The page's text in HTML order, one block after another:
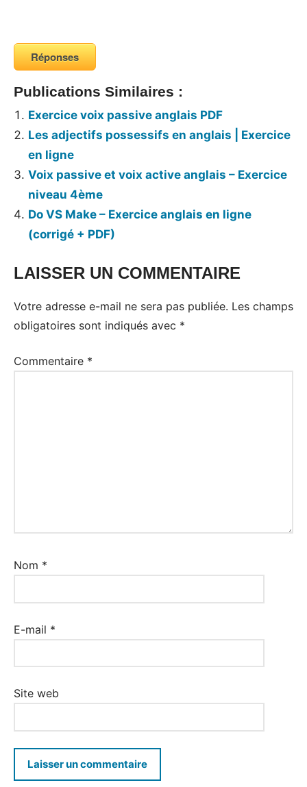
Réponses
Publications Similaires :
Exercice voix passive anglais PDF
Les adjectifs possessifs en anglais | Exercice
en ligne
Voix passive et voix active anglais – Exercice
niveau 4ème
Do VS Make – Exercice anglais en ligne
(corrigé + PDF)
LAISSER UN COMMENTAIRE
Votre adresse e-mail ne sera pas publiée. Les champs
obligatoires sont indiqués avec *
Commentaire *
Nom *
E-mail *
Site web